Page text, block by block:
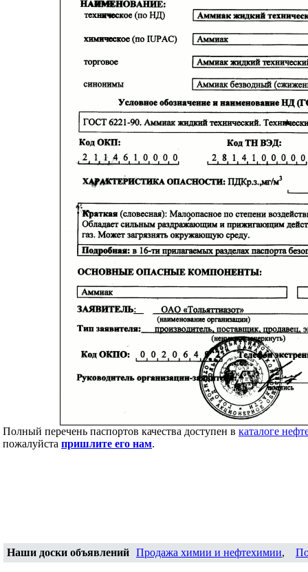
Полный перечень паспортов качества доступен в каталоге
пожалуйста пришлите его нам.
Наши доски объявлений Продажа химии и нефтехимии,